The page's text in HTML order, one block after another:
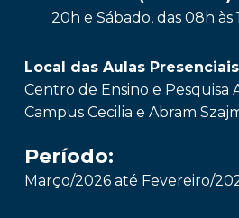
20h e Sábado, das 08h às
Local das Aulas
Centro de Ensino e Pesquisa
Campus Cecilia e Abram
Período:
Março/2026 até Fevereiro/